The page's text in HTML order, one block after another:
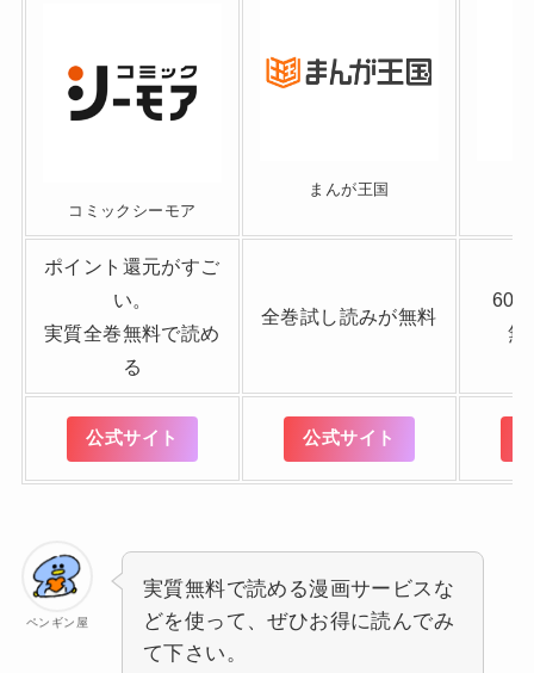
コミックシーモア
まんが王国
ポイント還元がすご
い。
実質全巻無料で読め
る
全巻試し読みが無料
無
公式サイト 公式サイト
ペンギン屋
実質無料で読める漫画サービスな
どを使って、ぜひお得に読んでみ
て下さい。